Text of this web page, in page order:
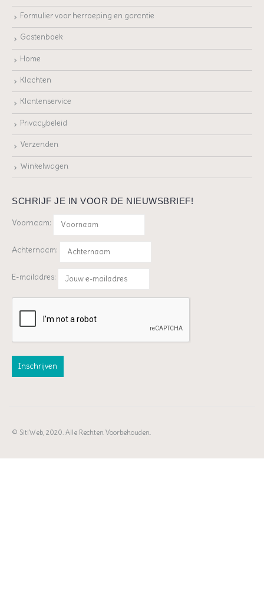
Formulier voor herroeping en garantie
Gastenboek
Home
Klachten
Klantenservice
Privacybeleid
Verzenden
Winkelwagen
SCHRIJF JE IN VOOR DE NIEUWSBRIEF!
Voornaam:
Achternaam:
E-mailadres:
© SitiWeb, 2020. Alle Rechten Voorbehouden.